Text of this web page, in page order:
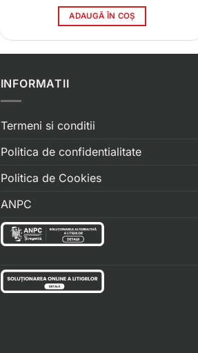
ADAUGĂ ÎN COȘ
INFORMATII
Termeni si conditii
Politica de confidentialitate
Politica de Cookies
ANPC